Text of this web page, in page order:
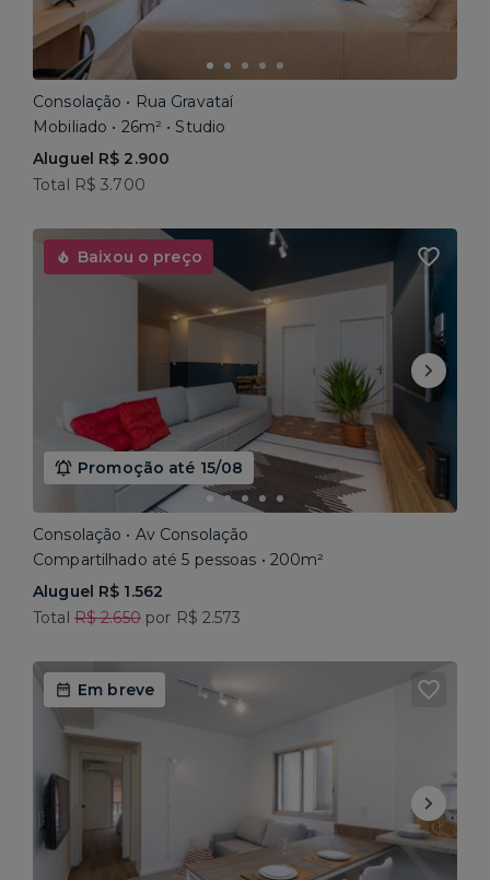
Consolação • Rua Gravataí
Mobiliado • 26m² • Studio
Aluguel R$ 2.900
Total R$ 3.700
Baixou o preço
Promoção até 15/08
Consolação • Av Consolação
Compartilhado até 5 pessoas • 200m²
Aluguel R$ 1.562
Total R$ 2.650por R$ 2.573
Em breve